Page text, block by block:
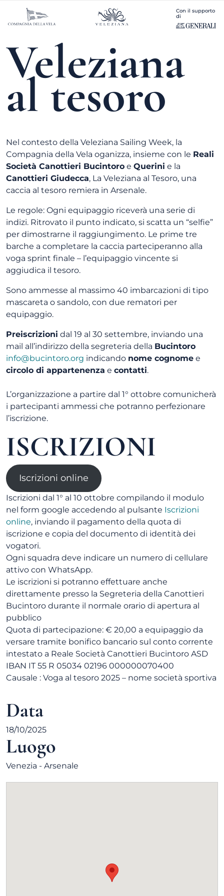
Con il supporto
di
Veleziana
al tesoro
Nel contesto della Veleziana Sailing Week, la
Compagnia della Vela oganizza, insieme con le Reali
Società Canottieri Bucintoro e Querini e la
Canottieri Giudecca, La Veleziana al Tesoro, una
caccia al tesoro remiera in Arsenale.
Le regole: Ogni equipaggio riceverà una serie di
indizi. Ritrovato il punto indicato, si scatta un “selfie”
per dimostrarne il raggiungimento. Le prime tre
barche a completare la caccia parteciperanno alla
voga sprint finale – l’equipaggio vincente si
aggiudica il tesoro.
Sono ammesse al massimo 40 imbarcazioni di tipo
mascareta o sandolo, con due rematori per
equipaggio.
Preiscrizioni dal 19 al 30 settembre, inviando una
mail all’indirizzo della segreteria della Bucintoro
info@bucintoro.org indicando nome cognome e
circolo di appartenenza e contatti.
L’organizzazione a partire dal 1° ottobre comunicherà
i partecipanti ammessi che potranno perfezionare
l’iscrizione.
ISCRIZIONI
Iscrizioni online
Iscrizioni dal 1° al 10 ottobre compilando il modulo
nel form google accedendo al pulsante Iscrizioni
online, inviando il pagamento della quota di
iscrizione e copia del documento di identità dei
vogatori.
Ogni squadra deve indicare un numero di cellulare
attivo con WhatsApp.
Le iscrizioni si potranno effettuare anche
direttamente presso la Segreteria della Canottieri
Bucintoro durante il normale orario di apertura al
pubblico
Quota di partecipazione: € 20,00 a equipaggio da
versare tramite bonifico bancario sul conto corrente
intestato a Reale Società Canottieri Bucintoro ASD
IBAN IT 55 R 05034 02196 000000070400
Causale : Voga al tesoro 2025 – nome società sportiva
Data
18/10/2025
Luogo
Venezia - Arsenale